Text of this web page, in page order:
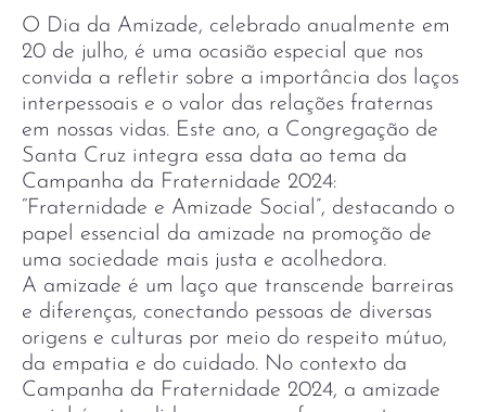
O Dia da Amizade, celebrado anualmente em
20 de julho, é uma ocasião especial que nos
convida a refletir sobre a importância dos laços
interpessoais e o valor das relações fraternas
em nossas vidas. Este ano, a Congregação de
Santa Cruz integra essa data ao tema da
Campanha da Fraternidade 2024:
“Fraternidade e Amizade Social”, destacando o
papel essencial da amizade na promoção de
uma sociedade mais justa e acolhedora.
A amizade é um laço que transcende barreiras
e diferenças, conectando pessoas de diversas
origens e culturas por meio do respeito mútuo,
da empatia e do cuidado. No contexto da
Campanha da Fraternidade 2024, a amizade